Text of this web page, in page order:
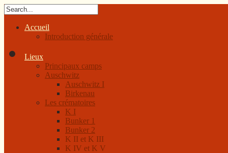
Accueil
Introduction générale
Lieux
Principaux camps
Auschwitz
Auschwitz I
Birkenau
Les crématoires
K I
Bunker 1
Bunker 2
K II et K III
K IV et K V